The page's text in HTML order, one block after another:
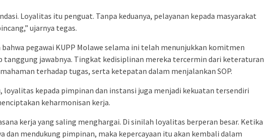
Loyalitas itu penguat. Tanpa keduanya, pelayanan kepada masyarakat
ujarnya tegas.
pegawai KUPP Molawe selama ini telah menunjukkan komitmen
tanggung jawabnya. Tingkat kedisiplinan mereka tercermin dari keteraturan
terhadap tugas, serta ketepatan dalam menjalankan SOP.
loyalitas kepada pimpinan dan instansi juga menjadi kekuatan tersendiri
keharmonisan kerja.
kerja yang saling menghargai. Di sinilah loyalitas berperan besar. Ketika
dan mendukung pimpinan, maka kepercayaan itu akan kembali dalam